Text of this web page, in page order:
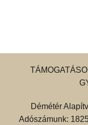
Démétér
Adószámunk: